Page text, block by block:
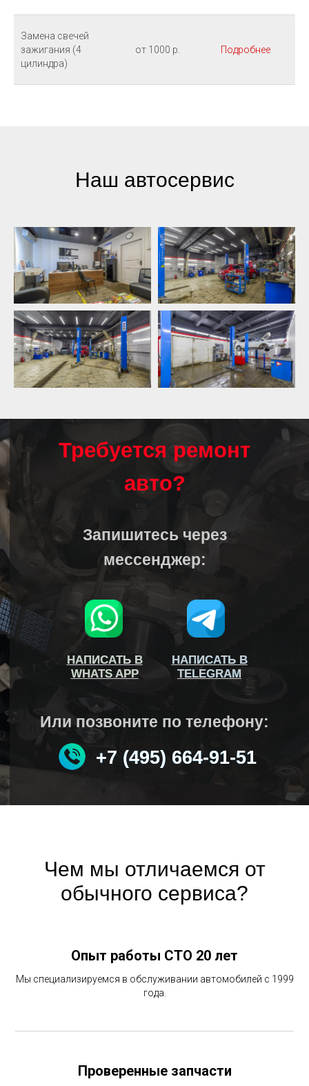
Замена свечей
зажигания (4
цилиндра)
от 1000 р. Подробнее
Наш автосервис
Запишитесь через
мессенджер:
+7 (495) 664-91-51
Требуется ремонт
авто?
Или позвоните по телефону:
НАПИСАТЬ В
TELEGRAM
НАПИСАТЬ В
WHATS APP
НАПИСАТЬ В
WHATS APP
НАПИСАТЬ В
TELEGRAM
+7 (495) 664-91-51
Чем мы отличаемся от
обычного сервиса?
Опыт работы СТО 20 лет
Мы специализируемся в обслуживании автомобилей с 1999
года.
Проверенные запчасти